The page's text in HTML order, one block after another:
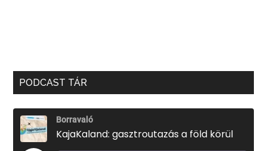
PODCAST TÁR
Borravaló
KajaKaland: gasztroutazás a föld körül